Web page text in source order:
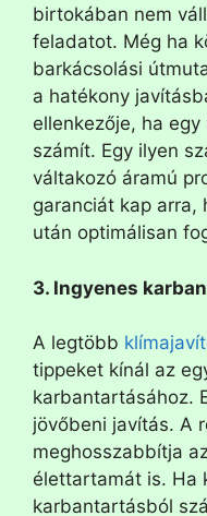
birtokában nem
feladatot. Még ha
barkácsolási
a hatékony
ellenkezője, ha
számít. Egy ilyen
váltakozó áramú
garanciát kap arra,
után optimálisan
3. Ingyenes
A legtöbb
tippeket kínál az
karbantartásához.
jövőbeni javítás. A
meghosszabbítja
élettartamát is. Ha
karbantartásból